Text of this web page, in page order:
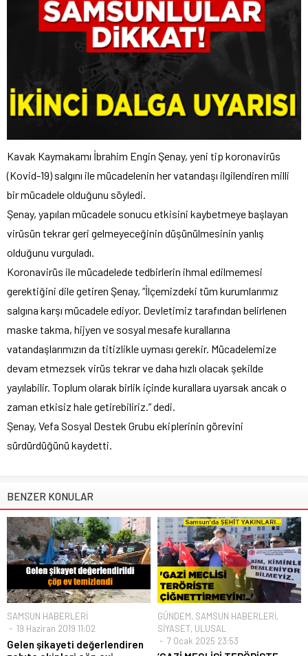
Kavak Kaymakamı İbrahim Engin Şenay, yeni tip koronavirüs
(Kovid-19) salgını ile mücadelenin her vatandaşı ilgilendiren milli
bir mücadele olduğunu söyledi.
Şenay, yapılan mücadele sonucu etkisini kaybetmeye başlayan
virüsün tekrar geri gelmeyeceğinin düşünülmesinin yanlış
olduğunu vurguladı.
Koronavirüs ile mücadelede tedbirlerin ihmal edilmemesi
gerektiğini dile getiren Şenay, “İlçemizdeki tüm kurumlarımız
salgına karşı mücadele ediyor. Devletimiz tarafından belirlenen
maske takma, hijyen ve sosyal mesafe kurallarına
vatandaşlarımızın da titizlikle uyması gerekir. Mücadelemize
devam etmezsek virüs tekrar ve daha hızlı olacak şekilde
yayılabilir. Toplum olarak birlik içinde kurallara uyarsak ancak o
zaman etkisiz hale getirebiliriz.” dedi.
Şenay, Vefa Sosyal Destek Grubu ekiplerinin görevini
sürdürdüğünü kaydetti.
BENZER KONULAR
SAMSUN HABERLERİ
19 Haziran 2019 11:02
Gelen şikayeti değerlendiren
GÜNDEM, SAMSUN HABERLERİ,
SİYASET, ULUSAL
7 Ocak 2025 23:53